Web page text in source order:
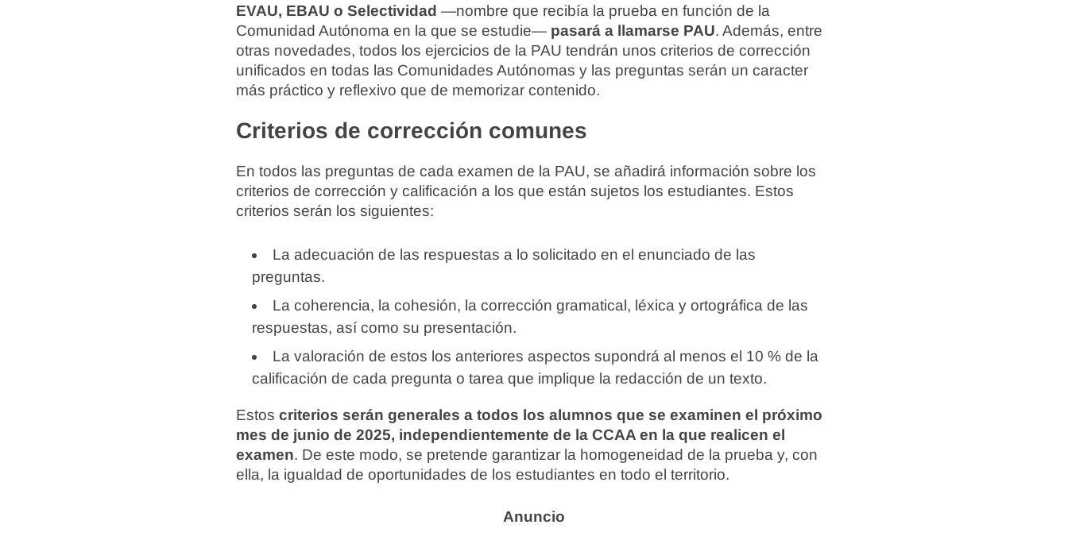
EVAU, EBAU o Selectividad —nombre que recibía la prueba en función de la
Comunidad Autónoma en la que se estudie— pasará a llamarse PAU. Además, entre
otras novedades, todos los ejercicios de la PAU tendrán unos criterios de corrección
unificados en todas las Comunidades Autónomas y las preguntas serán un caracter
más práctico y reflexivo que de memorizar contenido.
Criterios de corrección comunes
En todos las preguntas de cada examen de la PAU, se añadirá información sobre los
criterios de corrección y calificación a los que están sujetos los estudiantes. Estos
criterios serán los siguientes:
La adecuación de las respuestas a lo solicitado en el enunciado de las
preguntas.
La coherencia, la cohesión, la corrección gramatical, léxica y ortográfica de las
respuestas, así como su presentación.
La valoración de estos los anteriores aspectos supondrá al menos el 10 % de la
calificación de cada pregunta o tarea que implique la redacción de un texto.
Estos criterios serán generales a todos los alumnos que se examinen el próximo
mes de junio de 2025, independientemente de la CCAA en la que realicen el
examen. De este modo, se pretende garantizar la homogeneidad de la prueba y, con
ella, la igualdad de oportunidades de los estudiantes en todo el territorio.